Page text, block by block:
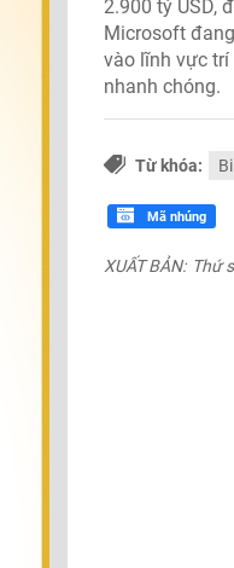
2.900 tỷ USD,
Microsoft
vào lĩnh vực trí
nhanh chóng.
Từ khóa:
Mã nhúng
XUẤT BẢN: Thứ